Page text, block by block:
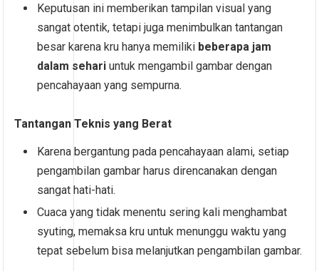
Keputusan ini memberikan tampilan visual yang
sangat otentik, tetapi juga menimbulkan tantangan
besar karena kru hanya memiliki beberapa jam
dalam sehari untuk mengambil gambar dengan
pencahayaan yang sempurna.
Tantangan Teknis yang Berat
Karena bergantung pada pencahayaan alami, setiap
pengambilan gambar harus direncanakan dengan
sangat hati-hati.
Cuaca yang tidak menentu sering kali menghambat
syuting, memaksa kru untuk menunggu waktu yang
tepat sebelum bisa melanjutkan pengambilan gambar.